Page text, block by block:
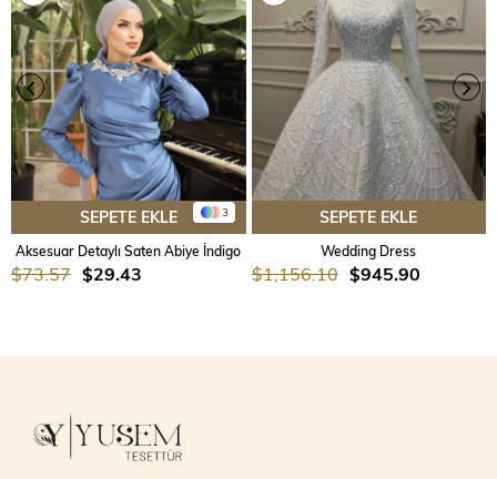
3
SEPETE EKLE
Aksesuar Detaylı Saten Abiye İndigo
$29.43
$73.57
SEPETE EKLE
Wedding Dress
$945.90
$1,156.10